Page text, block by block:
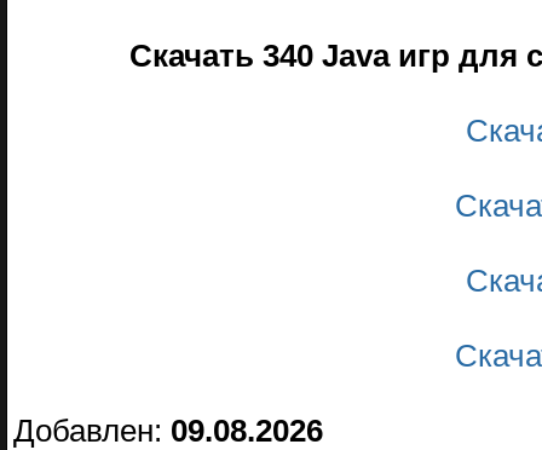
Скачать 340 Java игр для
Добавлен: 09.08.2026